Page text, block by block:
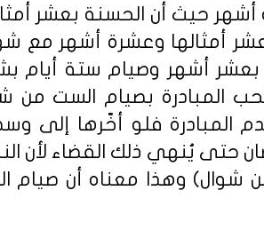
أشهر حيث أن الحسنة بعشر
أمثالها وعشرة أشهر مع
أشهر وصيام ستة أيام
المبادرة بصيام الست من
المبادرة فلو أخّرها إلى
حتى يُنهي ذلك القضاء لأن
شوال) وهذا معناه أن صيام